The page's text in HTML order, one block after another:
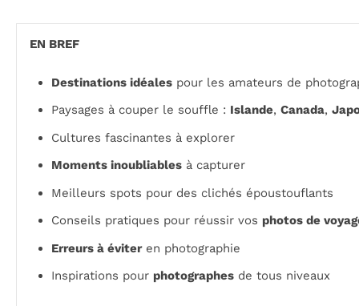
EN BREF
Destinations idéales pour les amateurs de
Paysages à couper le souffle : Islande, Canada,
Cultures fascinantes à explorer
Moments inoubliables à capturer
Meilleurs spots pour des clichés époustouflants
Conseils pratiques pour réussir vos photos de
Erreurs à éviteren photographie
Inspirations pour photographes de tous niveaux